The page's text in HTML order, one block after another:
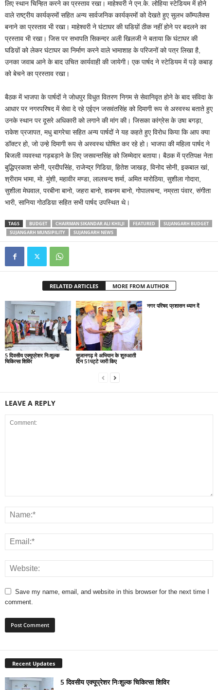
लिए स्थान चिन्हित करने का प्रस्ताव रखा। माहेश्वरी ने एन.के. लोहिया स्टेडियम में होने
वाले राष्ट्रीय कार्यक्रमों सहित अन्य सार्वजनिक कार्यक्रमों को देखते हुए सुलभ कॉम्पलैक्स
बनाने का प्रस्ताव भी रखा। माहेश्वरी ने घंटाघर की घडिय़ों ठीक नहीं होने पर बदलने का
प्रस्ताव भी रखा। जिस पर सभापति सिकन्दर अली खिलजी ने बताया कि घंटाघर की
घडिय़ों को लेकर घंटाघर का निर्माण करने वाले भामाशाह के परिजनों को पत्र लिखा है,
उनका जवाब आने के बाद उचित कार्यवाही की जायेगी। एक पार्षद ने स्टेडियम में पड़े कबाड़
को बेचने का प्रस्ताव रखा।
बैठक में भाजपा के पार्षदों ने जोधपुर विधुत वितरण निगम से सेवानिवृत होने के बाद संविदा के
आधार पर नगरपरिषद में सेवा दे रहे एईएन जसवंतसिंह को दिमागी रूप से अस्वस्थ बताते हुए
उनके स्थान पर दूसरे अधिकारी को लगाने की मांग की। जिसका कांग्रेस के उषा बगड़ा,
राकेश प्रजापत, मधु बागरेचा सहित अन्य पार्षदों ने यह कहते हुए विरोध किया कि आप क्या
डॉक्टर हो, जो उन्हे दिमागी रूप से अस्वस्थ घोषित कर रहे हो। भाजपा की महिला पार्षद ने
बिजली व्यवस्था गड़बड़ाने के लिए जसवन्तसिंह को जिम्मेदार बताया। बैठक में प्रतिपक्ष नेता
बुद्धिप्रकाश सोनी, प्रदीपसिंह, राजेन्द्र गिडिय़ा, हितेश जाखड़, विनोद सोनी, इकबाल खां,
श्रीराम भामा, मो. मुंशी, महावीर मण्डा, लालचन्द शर्मा, अमित मारोठिया, सुशीला गोदारा,
सुशीला मेघवाल, परबीना बानो, जहरा बानो, शबनम बानो, गोपालचन्द, नम्रता पंवार, संगीता
भारी, सानिया गोठडिय़ा सहित सभी पार्षद उपस्थित थे।
TAGS BUDGET CHAIRMAN SIKANDAR ALI KHILJI FEATURED
SUJANGARH BUDGET
SUJANGARH MUNSIPILITY
SUJANGARH NEWS
RELATED ARTICLES MORE FROM AUTHOR
5 दिवसीय एक्यूप्रेशर निःशुल्क
चिकित्सा शिविर
सुजानगढ़ मे अभियान के शुरुआती
दिन 51पट्टे जारी किए
नगर परिषद प्रशासन ध्यान दें
LEAVE A REPLY
Save my name, email, and website in this browser for the next time I
comment.
Recent Updates
5 दिवसीय एक्यूप्रेशर निःशुल्क चिकित्सा शिविर